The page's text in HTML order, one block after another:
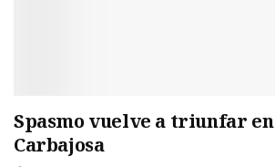
Spasmo vuelve a triunfar en
Carbajosa